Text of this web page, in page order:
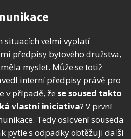
situacích velmi vyplatí
předpisy bytového družstva,
myslet. Může se totiž
interní předpisy právě pro
v případě, že se soused takto
vlastní iniciativa? V první
Tedy oslovení souseda
pytle s odpadky obtěžují další